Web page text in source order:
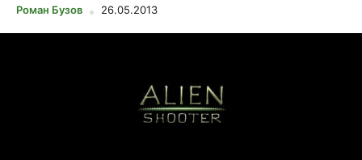
Роман Бузов 26.05.2013